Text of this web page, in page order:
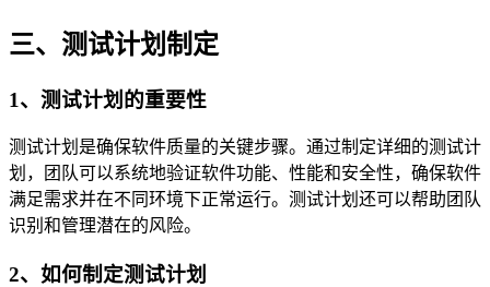
三、测试计划制定
1、测试计划的重要性
测试计划是确保软件质量的关键步骤。通过制定详细的测试计
划，团队可以系统地验证软件功能、性能和安全性，确保软件
满足需求并在不同环境下正常运行。测试计划还可以帮助团队
识别和管理潜在的风险。
2、如何制定测试计划